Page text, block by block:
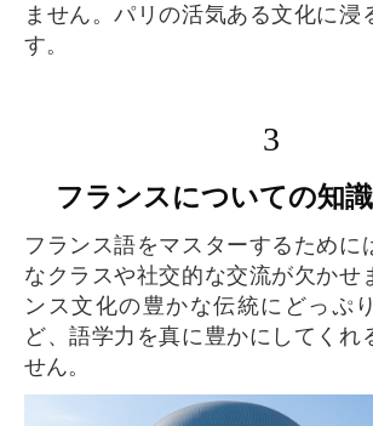
ません。パリの活気ある文化に浸
す。
3
フランスについての知
フランス語をマスターするためには、フォーマル
なクラスや社交的な交流が欠かせ
ンス文化の豊かな伝統にどっぷ
ど、語学力を真に豊かにしてくれ
せん。